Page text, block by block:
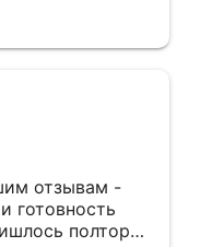
спасибо!
дальнейшем, по
отзывам -
готовность
полтора